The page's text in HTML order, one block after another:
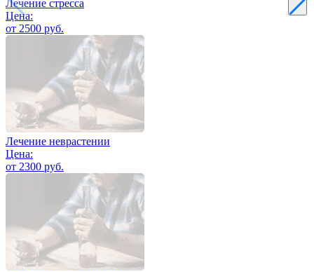
Лечение стресса
Цена:
от 2500 руб.
Лечение неврастении
Цена:
от 2300 руб.